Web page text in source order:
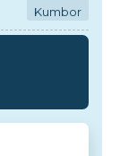
Kumbor